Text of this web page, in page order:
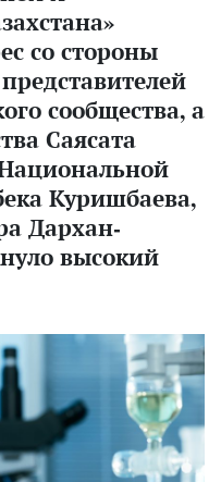
со стороны
сообщества, а
Саясата
Куришбаева,
Дархан-
высокий